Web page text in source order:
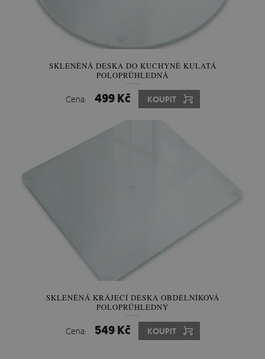
SKLENĚNÁ DESKA DO KUCHYNĚ KULATÁ
POLOPRŮHLEDNÁ
Cena: 499 Kč KOUPIT
SKLENĚNÁ KRÁJECÍ DESKA OBDÉLNÍKOVÁ
POLOPRŮHLEDNÝ
Cena: 549 Kč KOUPIT